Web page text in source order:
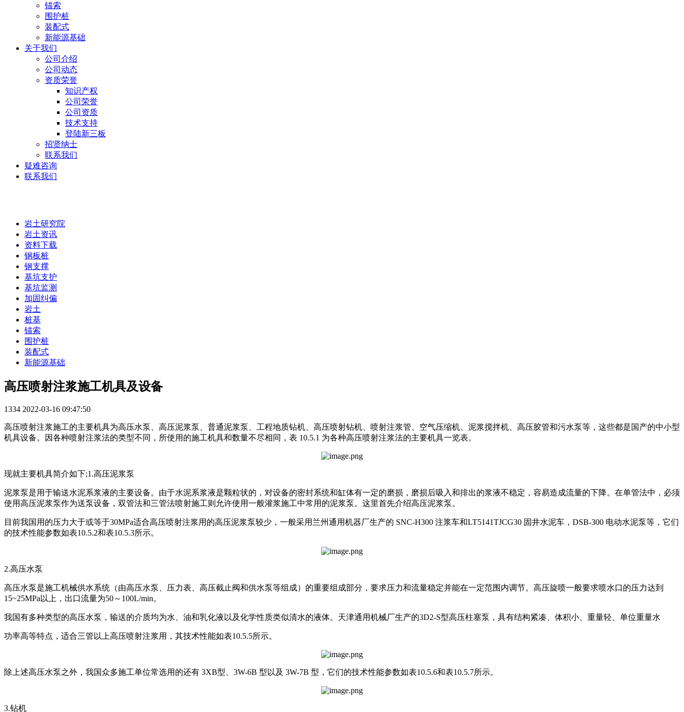
锚索
围护桩
装配式
新能源基础
关于我们
公司介绍
公司动态
资质荣誉
知识产权
公司荣誉
公司资质
技术支持
登陆新三板
招贤纳士
联系我们
疑难咨询
联系我们
岩土研究院
岩土资讯
资料下载
钢板桩
钢支撑
基坑支护
基坑监测
加固纠偏
岩土
桩基
锚索
围护桩
装配式
新能源基础
高压喷射注浆施工机具及设备
1334 2022-03-16 09:47:50
高压喷射注浆施工的主要机具为高压水泵、高压泥浆泵、普通泥浆泵、工程地质钻机、高压喷射钻机、喷射注浆管、空气压缩机、泥浆搅拌机、高压胶管和污水泵等，这些都是国产的中小型
机具设备。因各种喷射注浆法的类型不同，所使用的施工机具和数量不尽相同，表 10.5.1 为各种高压喷射注浆法的主要机具一览表。
现就主要机具简介如下;1.高压泥浆泵
泥浆泵是用于输送水泥系浆液的主要设备。由于水泥系浆液是颗粒状的，对设备的密封系统和缸体有一定的磨损，磨损后吸入和排出的浆液不稳定，容易造成流量的下降。在单管法中，必须
使用高压泥浆泵作为送泵设备，双管法和三管法喷射施工则允许使用一般灌浆施工中常用的泥浆泵。这里首先介绍高压泥浆泵。
目前我国用的压力大于或等于30MPa适合高压喷射注浆用的高压泥浆泵较少，一般采用兰州通用机器厂生产的 SNC-H300 注浆车和LT5141TJCG30 固井水泥车，DSB-300 电动水泥泵等，它们
的技术性能参数如表10.5.2和表10.5.3所示。
2.高压水泵
高压水泵是施工机械供水系统（由高压水泵、压力表、高压截止阀和供水泵等组成）的重要组成部分，要求压力和流量稳定并能在一定范围内调节。高压旋喷一般要求喷水口的压力达到
15~25MPa以上，出口流量为50～100L/min。
我国有多种类型的高压水泵，输送的介质均为水、油和乳化液以及化学性质类似清水的液体。天津通用机械厂生产的3D2-S型高压柱塞泵，具有结构紧凑、体积小、重量轻、单位重量水
功率高等特点，适合三管以上高压喷射注浆用，其技术性能如表10.5.5所示。
除上述高压水泵之外，我国众多施工单位常选用的还有 3XB型、3W-6B 型以及 3W-7B 型，它们的技术性能参数如表10.5.6和表10.5.7所示。
3.钻机